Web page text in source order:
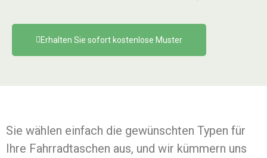
Erhalten Sie sofort kostenlose Muster
Sie wählen einfach die gewünschten Typen für
Ihre Fahrradtaschen aus, und wir kümmern uns